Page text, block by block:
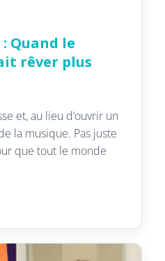
Quand le
rêver plus
et, au lieu d’ouvrir un
la musique. Pas juste
que tout le monde